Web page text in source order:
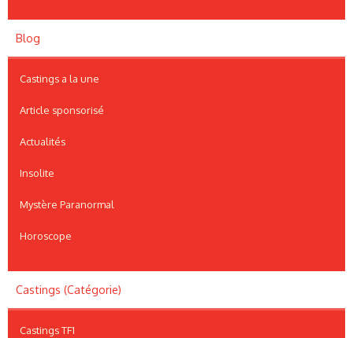
Blog
Castings a la une
Article sponsorisé
Actualités
Insolite
Mystère Paranormal
Horoscope
Castings (Catégorie)
Castings TF1